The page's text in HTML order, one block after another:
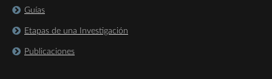
Guías
Etapas de una Investigación
Publicaciones